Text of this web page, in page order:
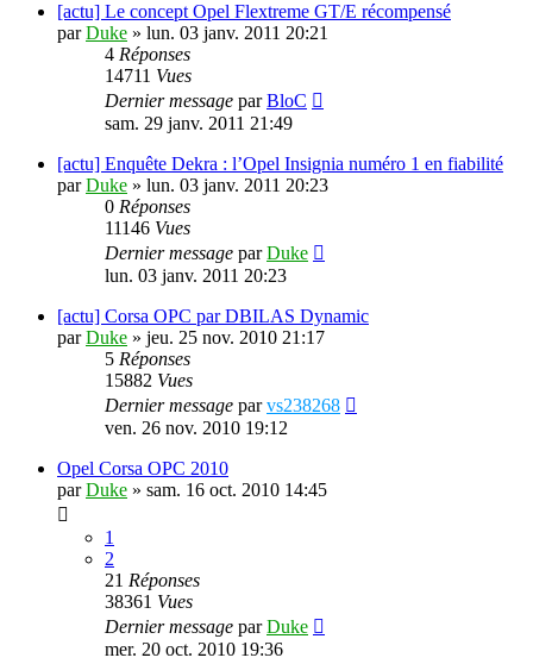
[actu] Le concept Opel Flextreme GT/E récompensé
parDuke » lun. 03 janv. 2011 20:21
4 Réponses
14711 Vues
Dernier message parBloC
sam. 29 janv. 2011 21:49
[actu] Enquête Dekra : l’Opel Insignia numéro 1 en fiabilité
parDuke » lun. 03 janv. 2011 20:23
0 Réponses
11146 Vues
Dernier message parDuke
lun. 03 janv. 2011 20:23
[actu] Corsa OPC par DBILAS Dynamic
parDuke » jeu. 25 nov. 2010 21:17
5 Réponses
15882 Vues
Dernier message parvs238268
ven. 26 nov. 2010 19:12
Opel Corsa OPC 2010
parDuke » sam. 16 oct. 2010 14:45
1
2
21 Réponses
38361 Vues
Dernier message parDuke
mer. 20 oct. 2010 19:36